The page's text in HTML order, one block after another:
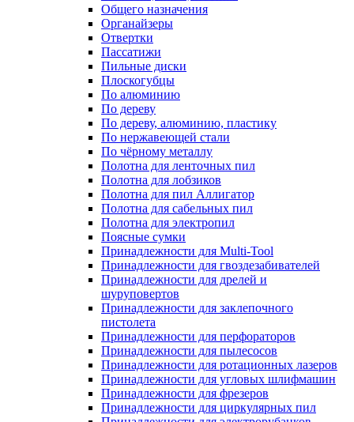
Общего назначения
Органайзеры
Отвертки
Пассатижи
Пильные диски
Плоскогубцы
По алюминию
По дереву
По дереву, алюминию, пластику
По нержавеющей стали
По чёрному металлу
Полотна для ленточных пил
Полотна для лобзиков
Полотна для пил Аллигатор
Полотна для сабельных пил
Полотна для электропил
Поясные сумки
Принадлежности для Multi-Tool
Принадлежности для гвоздезабивателей
Принадлежности для дрелей и
шуруповертов
Принадлежности для заклепочного
пистолета
Принадлежности для перфораторов
Принадлежности для пылесосов
Принадлежности для ротационных лазеров
Принадлежности для угловых шлифмашин
Принадлежности для фрезеров
Принадлежности для циркулярных пил